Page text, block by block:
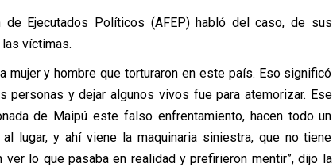
de Ejecutados Políticos (AFEP) habló del caso, de sus
víctimas.
mujer y hombre que torturaron en este país. Eso significó
personas y dejar algunos vivos fue para atemorizar. Ese
de Maipú este falso enfrentamiento, hacen todo un
lugar, y ahí viene la maquinaria siniestra, que no tiene
lo que pasaba en realidad y prefirieron mentir”, dijo la